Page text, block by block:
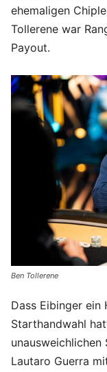
ehemaligen
Tollerene war
Payout.
Ben Tollerene
Dass Eibinger ein
Starthandwahl
Lautaro Guerra